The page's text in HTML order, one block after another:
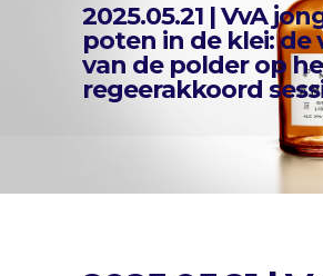
2025.05.21 | VvA
poten in de klei: de
van de polder op
regeerakkoord